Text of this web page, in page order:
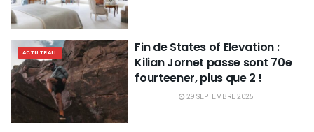
ACTU TRAIL
Fin de States of Elevation :
Kilian Jornet passe sont 70e
fourteener, plus que 2 !
29 SEPTEMBRE 2025